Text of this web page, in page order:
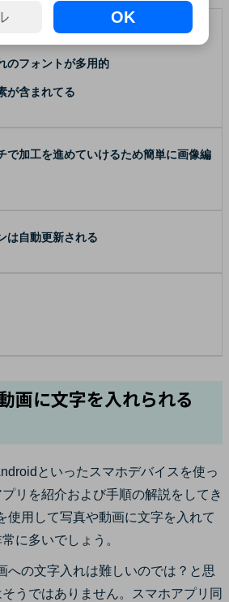
のフォントが多用的
が含まれてる
で加工を進めていけるため簡単に画像編
は自動更新される
画に文字を入れられる
といったスマホデバイスを使っ
リを紹介および手順の解説をしてき
使用して写真や動画に文字を入れて
に多いでしょう。
への文字入れは難しいのでは？と思
うではありません。スマホアプリ同
OK